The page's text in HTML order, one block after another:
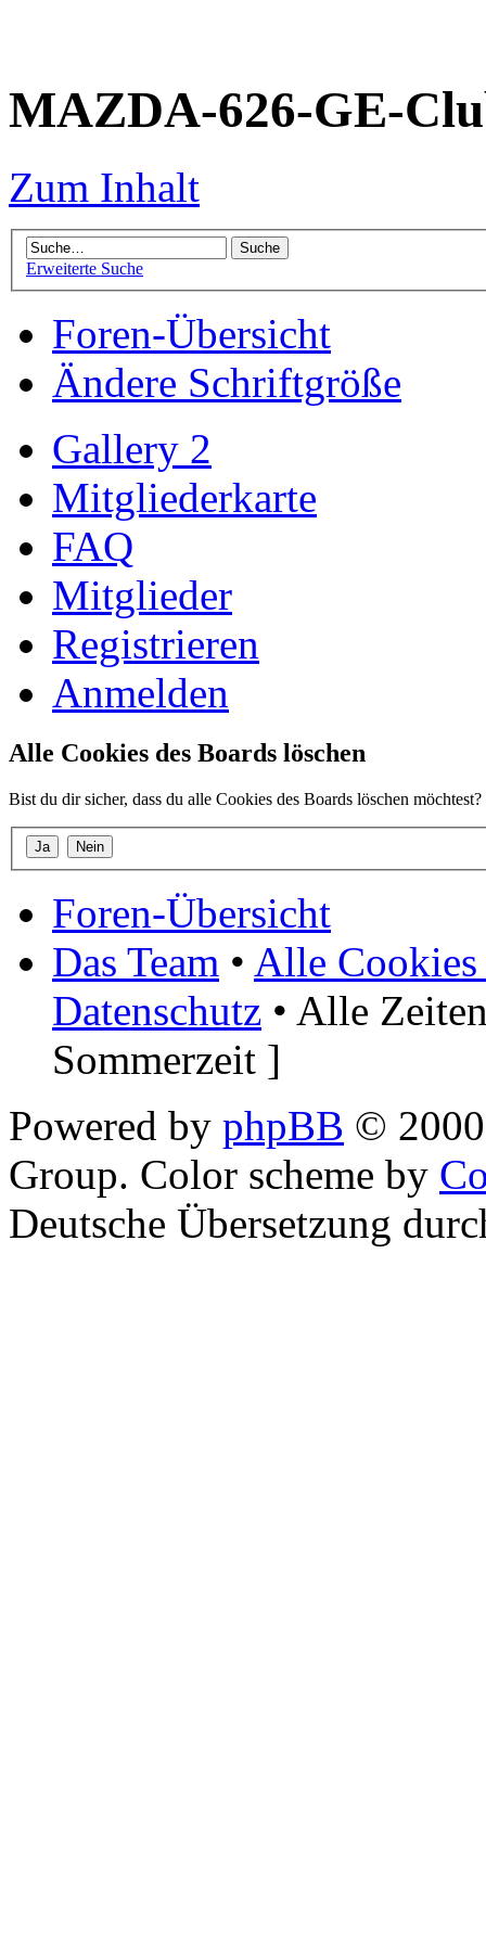
MAZDA-626-GE-
Zum Inhalt
Erweiterte Suche
Foren-Übersicht
Ändere Schriftgröße
Gallery 2
Mitgliederkarte
FAQ
Mitglieder
Registrieren
Anmelden
Alle Cookies des Boards löschen
Bist du dir sicher, dass du alle Cookies des Boards löschen möchtest?
Foren-Übersicht
Das Team • Alle Cookies
Datenschutz • Alle
Sommerzeit ]
Powered by phpBB ©
Group. Color scheme by
Deutsche Übersetzung